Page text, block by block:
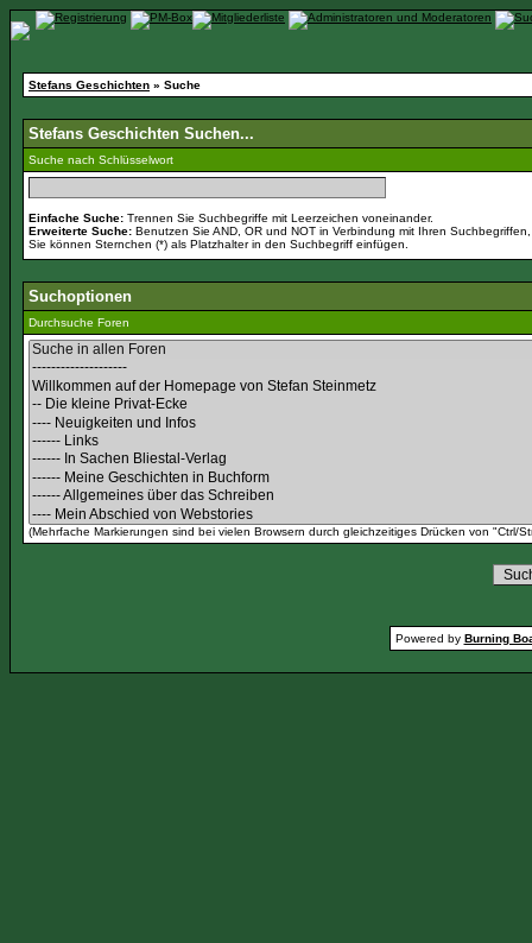
Stefans Geschichten » Suche
Stefans Geschichten Suchen...
Suche nach Schlüsselwort
Einfache Suche: Trennen Sie Suchbegriffe mit Leerzeichen voneinander.
Erweiterte Suche: Benutzen Sie AND, OR und NOT in Verbindung mit Ihren
Sie können Sternchen (*) als Platzhalter in den Suchbegriff einfügen.
Suchoptionen
Durchsuche Foren
(Mehrfache Markierungen sind bei vielen Browsern durch gleichzeitiges Drücken von "Ctrl/
Powered by Burning